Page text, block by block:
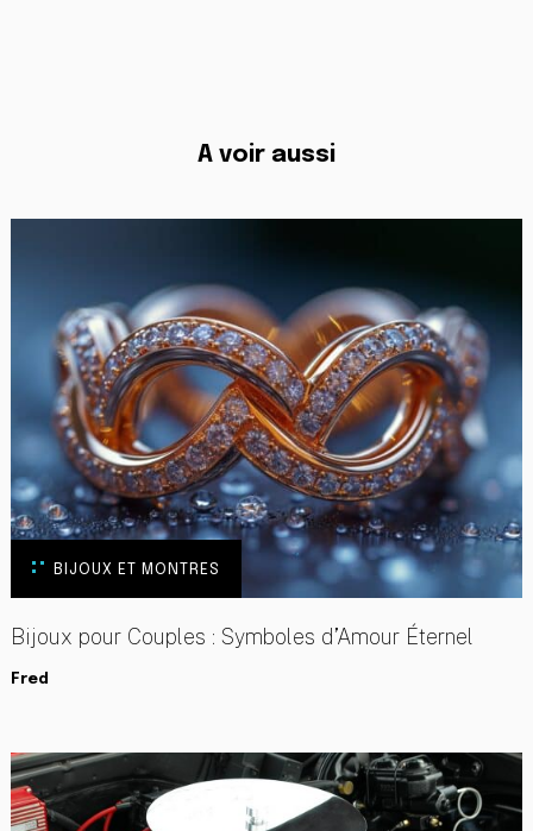
A voir aussi
BIJOUX ET MONTRES
Bijoux pour Couples : Symboles d’Amour Éternel
Fred